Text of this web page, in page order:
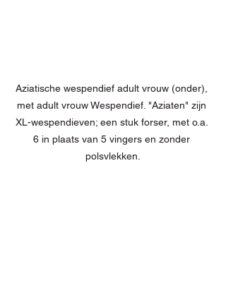
Aziatische wespendief adult vrouw (onder),
met adult vrouw Wespendief. "Aziaten" zijn
XL-wespendieven; een stuk forser, met o.a.
6 in plaats van 5 vingers en zonder
polsvlekken.